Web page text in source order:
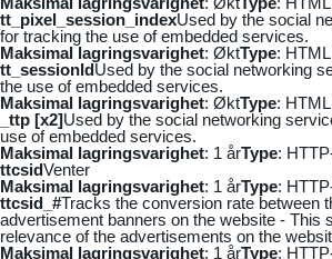
tt_pixel_session_indexUsed by the social
for tracking the use of embedded services.
Maksimal lagringsvarighet: ØktType:
tt_sessionIdUsed by the social networking
the use of embedded services.
Maksimal lagringsvarighet: ØktType:
_ttp [x2]Used by the social networking
use of embedded services.
Maksimal lagringsvarighet: 1 årType:
ttcsidVenter
Maksimal lagringsvarighet: 1 årType:
ttcsid_#Tracks the conversion rate between
advertisement banners on the website - This
relevance of the advertisements on the
Maksimal lagringsvarighet: 1 årType: